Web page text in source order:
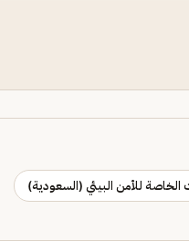
الخاصة للأمن البيئي (السعودية)